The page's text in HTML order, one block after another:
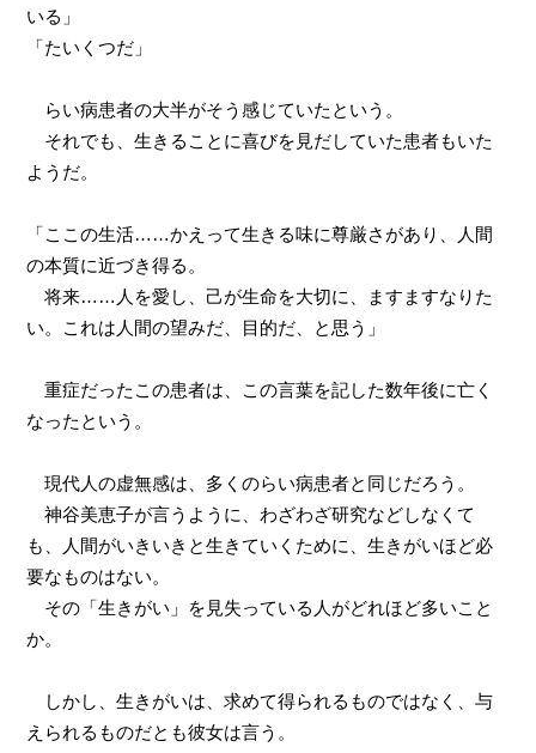
いる」
「たいくつだ」
らい病患者の大半がそう感じていたという。
それでも、生きることに喜びを見だしていた患者もいた
ようだ。
「ここの生活……かえって生きる味に尊厳さがあり、人間
の本質に近づき得る。
将来……人を愛し、己が生命を大切に、ますますなりた
い。これは人間の望みだ、目的だ、と思う」
重症だったこの患者は、この言葉を記した数年後に亡く
なったという。
現代人の虚無感は、多くのらい病患者と同じだろう。
神谷美恵子が言うように、わざわざ研究などしなくて
も、人間がいきいきと生きていくために、生きがいほど必
要なものはない。
その「生きがい」を見失っている人がどれほど多いこと
か。
しかし、生きがいは、求めて得られるものではなく、与
えられるものだとも彼女は言う。